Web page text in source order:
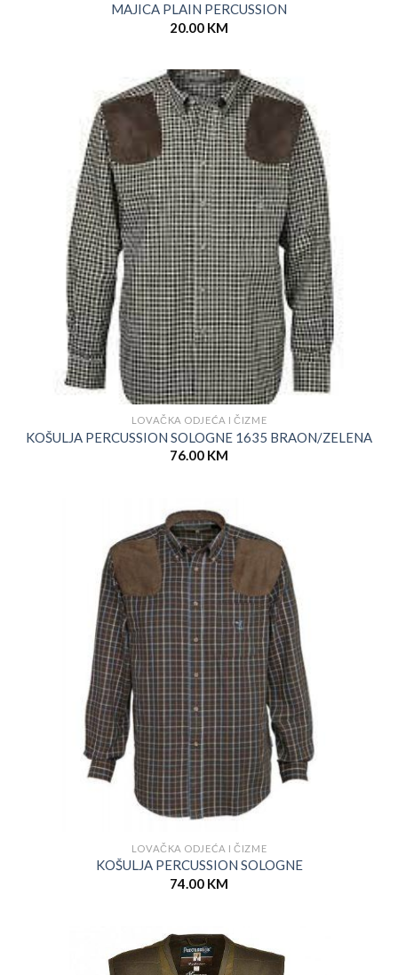
MAJICA PLAIN PERCUSSION
20.00 KM
LOVAČKA ODJEĆA I ČIZME
KOŠULJA PERCUSSION SOLOGNE 1635 BRAON/ZELENA
76.00 KM
LOVAČKA ODJEĆA I ČIZME
KOŠULJA PERCUSSION SOLOGNE
74.00 KM